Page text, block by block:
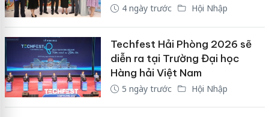
4 ngày trước Hội Nhập
Techfest Hải Phòng 2026 sẽ
diễn ra tại Trường Đại học
Hàng hải Việt Nam
5 ngày trước Hội Nhập